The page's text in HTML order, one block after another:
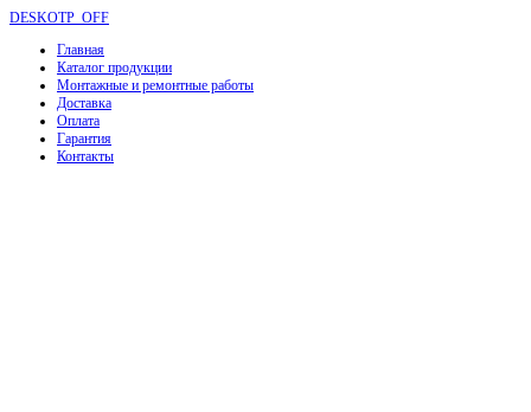
DESKOTP_OFF
Главная
Каталог продукции
Монтажные и ремонтные работы
Доставка
Оплата
Гарантия
Контакты